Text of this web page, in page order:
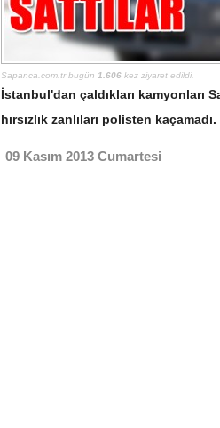
Sapanca.com.tr bugün 1.606kez ziyaret edildi.
İstanbul'dan çaldıkları kamyonları
hırsızlık zanlıları polisten
09 Kasım 2013 Cumartesi